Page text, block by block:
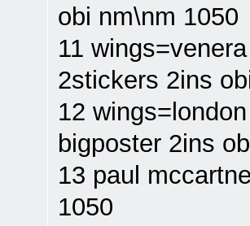
obi nm\nm 1050
11
2stickers 2ins
12
bigposter 2ins
13 paul
1050